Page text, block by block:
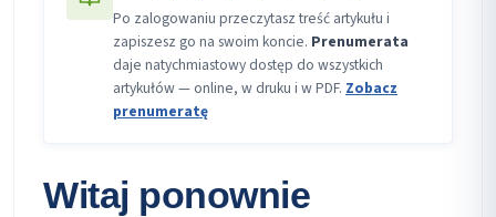
Po zalogowaniu przeczytasz treść artykułu i
zapiszesz go na swoim koncie. Prenumerata
daje natychmiastowy dostęp do wszystkich
artykułów — online, w druku i w PDF. Zobacz
prenumeratę
Witaj ponownie